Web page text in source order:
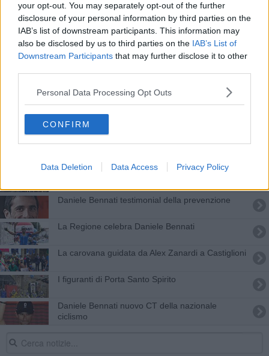
your opt-out. You may separately opt-out of the further
disclosure of your personal information by third parties on the
IAB’s list of downstream participants. This information may
also be disclosed by us to third parties on the IAB’s List of
Downstream Participants that may further disclose it to other
Personal Data Processing Opt Outs
CONFIRM
Data Deletion Data Access Privacy Policy
Ardita e ArezzoGravel, è un marzo su due ruote
​“Aquila d’Oro” per celebrare i valori dello sport
Biblioteca del ciclista, una rarità a Castiglioni
​Concerto sulla Torre per Alex Zanardi
Bennati, dalla vittoria al Giro di Toscana a
Un velodromo nell'Aretino, candidatura lanciata
Daniele Bennati testimonial della prevenzione
La Regione celebra Daniele Bennati
La carovana guidata da Alex Zanardi a Castiglioni
I figuranti di Porta Santo Spirito
Daniele Bennati nuovo CT della nazionale
ciclismo